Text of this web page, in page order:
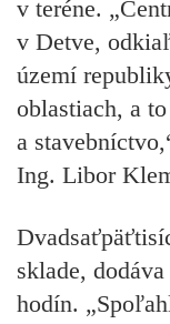
v teréne.
v Detve,
území
oblastiach, a
a
Ing. Libor
sklade,
hodín.